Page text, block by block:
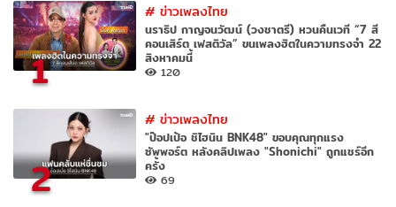
1
#ข่าวเพลงไทย
นราธิป กาญจนวัฒน์ (วงชาตรี) หวนคืนเวที “7 สี
คอนเสิร์ต เฟสติวัล” ขนเพลงฮิตในความทรงจำ 22
สิงหาคมนี้
120
2
#ข่าวเพลงไทย
"ป๊อปเป้อ ชิไฮนิน BNK48" ขอบคุณทุกแรง
ซัพพอร์ต หลังคลิปเพลง "Shonichi" ถูกแชร์อีก
ครั้ง
69